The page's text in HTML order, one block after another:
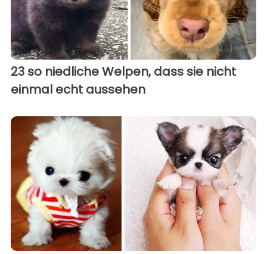
23 so niedliche Welpen, dass sie nicht
einmal echt aussehen